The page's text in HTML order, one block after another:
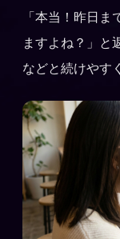
「本当！昨日ま
ますよね？」と
などと続けやす